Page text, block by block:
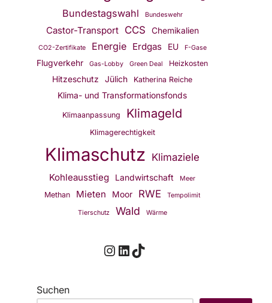
Bundestagswahl Bundeswehr
Castor-Transport CCS Chemikalien
CO2-Zertifikate Energie Erdgas EU F-Gase
Flugverkehr Gas-Lobby Green Deal Heizkosten
Hitzeschutz Jülich Katherina Reiche
Klima- und Transformationsfonds
Klimaanpassung Klimageld
Klimagerechtigkeit
Klimaschutz Klimaziele
Kohleausstieg Landwirtschaft Meer
Methan Mieten Moor RWE Tempolimit
Tierschutz Wald Wärme
Suchen